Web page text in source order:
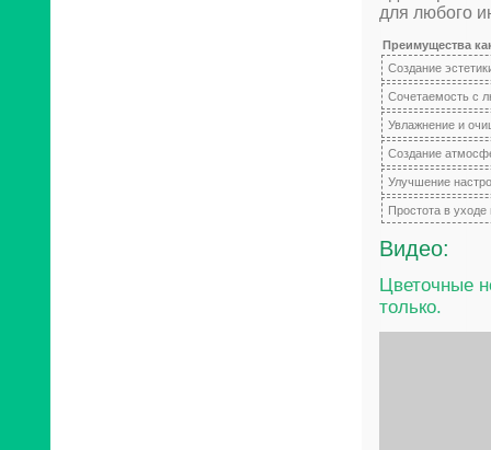
для любого
Преимущества
Создание
Сочетаемость с
Увлажнение и
Создание
Улучшение
Простота в
Видео:
Цветочные
только.